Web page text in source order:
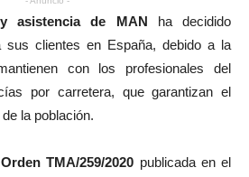
asistencia de MAN ha decidido
sus clientes en España, debido a la
con los profesionales del
por carretera, que garantizan el
la población.
Orden TMA/259/2020 publicada en el